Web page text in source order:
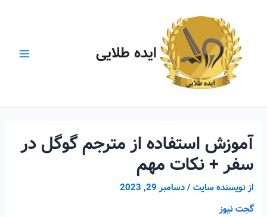
ایده طلایی
آموزش استفاده از مترجم گوگل در
سفر + نکات مهم
ازنویسنده سایت/دسامبر 29, 2023
گجت نیوز